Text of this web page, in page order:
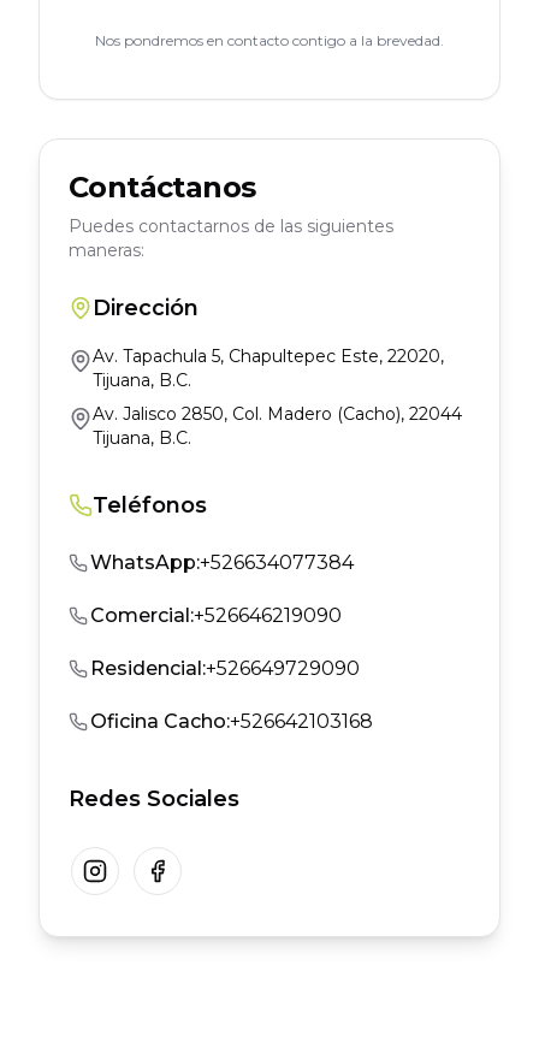
Nos pondremos en contacto contigo a la brevedad.
Contáctanos
Puedes contactarnos de las siguientes
maneras:
Dirección
Av. Tapachula 5, Chapultepec Este, 22020,
Tijuana, B.C.
Av. Jalisco 2850, Col. Madero (Cacho), 22044
Tijuana, B.C.
Teléfonos
WhatsApp:+526634077384
Comercial:+526646219090
Residencial:+526649729090
Oficina Cacho:+526642103168
Redes Sociales
InstagramFacebook